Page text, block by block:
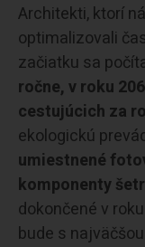
Architekti, ktorí
optimalizovali
začiatku sa
ročne, v roku
cestujúcich za
ekologickú
umiestnené
komponenty
dokončené v
bude s